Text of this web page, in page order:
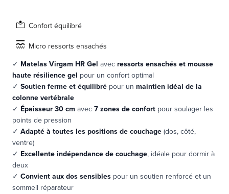
Confort équilibré
Micro ressorts ensachés
✓ Matelas Virgam HR Gel avecressorts ensachés et mousse
haute résilience gel pour un confort optimal
✓ Soutien ferme et équilibré pour un maintien idéal de la
colonne vertébrale
✓ Épaisseur 30 cm avec7 zones de confort pour soulager les
points de pression
✓ Adapté à toutes les positions de couchage(dos, côté,
ventre)
✓ Excellente indépendance de couchage, idéale pour dormir à
deux
✓ Convient aux dos sensibles pour un soutien renforcé et un
sommeil réparateur